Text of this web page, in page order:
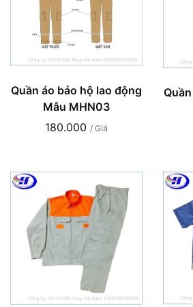
Quần áo bảo hộ lao động
Mẫu MHN03
180.000 / Giá